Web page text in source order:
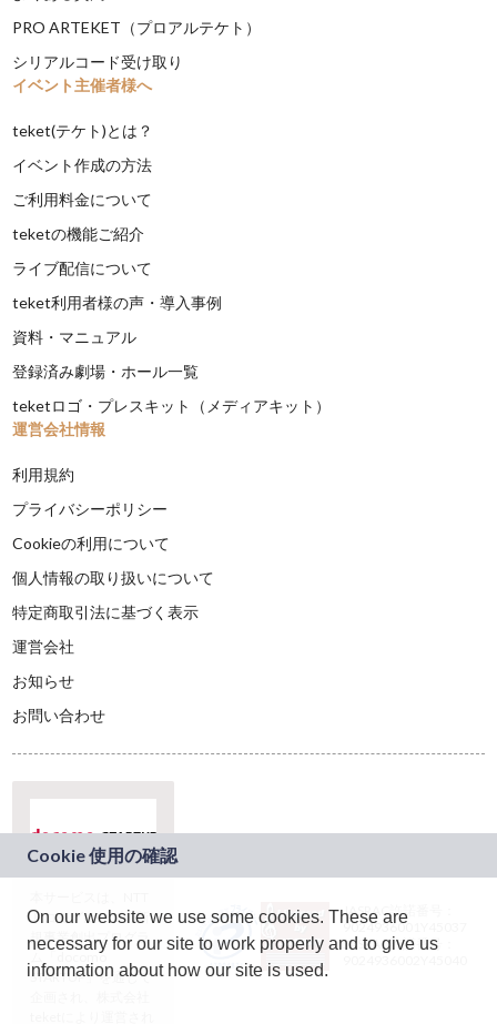
PRO ARTEKET（プロアルテケト）
シリアルコード受け取り
イベント主催者様へ
teket(テケト)とは？
イベント作成の方法
ご利用料金について
teketの機能ご紹介
ライブ配信について
teket利用者様の声・導入事例
資料・マニュアル
登録済み劇場・ホール一覧
teketロゴ・プレスキット（メディアキット）
運営会社情報
利用規約
プライバシーポリシー
Cookieの利用について
個人情報の取り扱いについて
特定商取引法に基づく表示
運営会社
お知らせ
お問い合わせ
ドコモグループの新
規事業創出プログラ
ム「docomo
STARTUP」を通じて
JASRAC許諾番号：
9024936001Y45037
JASRAC許諾番号：
On our website we use some cookies. These are
necessary for our site to work properly and to give us
information about how our site is used.